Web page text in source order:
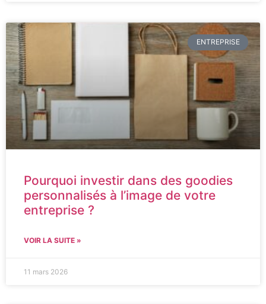
ENTREPRISE
Pourquoi investir dans des goodies
personnalisés à l’image de votre
entreprise ?
VOIR LA SUITE »
11 mars 2026